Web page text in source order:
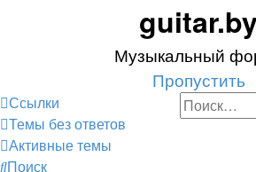
guitar.by
Музыкальный
Пропустить
Ссылки
Темы без ответов
Активные темы
Поиск